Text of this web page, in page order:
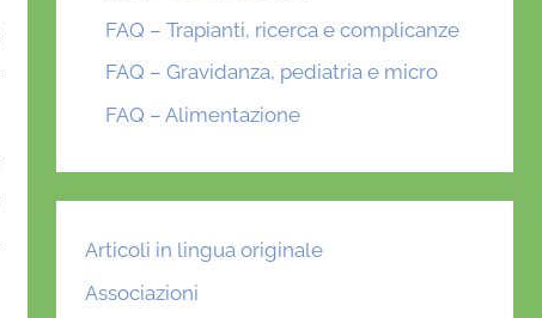
FAQ – Trapianti, ricerca e complicanze
FAQ – Gravidanza, pediatria e micro
FAQ – Alimentazione
Articoli in lingua originale
Associazioni